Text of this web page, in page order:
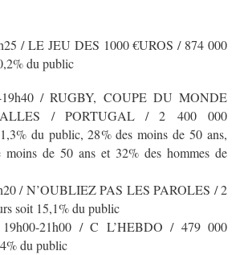
/ LE JEU DES 1000 €UROS / 874 000
du public
19h40 / RUGBY, COUPE DU MONDE
/ PORTUGAL / 2 400 000
du public, 28% des moins de 50 ans,
moins de 50 ans et 32% des hommes de
/ N’OUBLIEZ PAS LES PAROLES / 2
soit 15,1% du public
21h00 / C L’HEBDO / 479 000
du public